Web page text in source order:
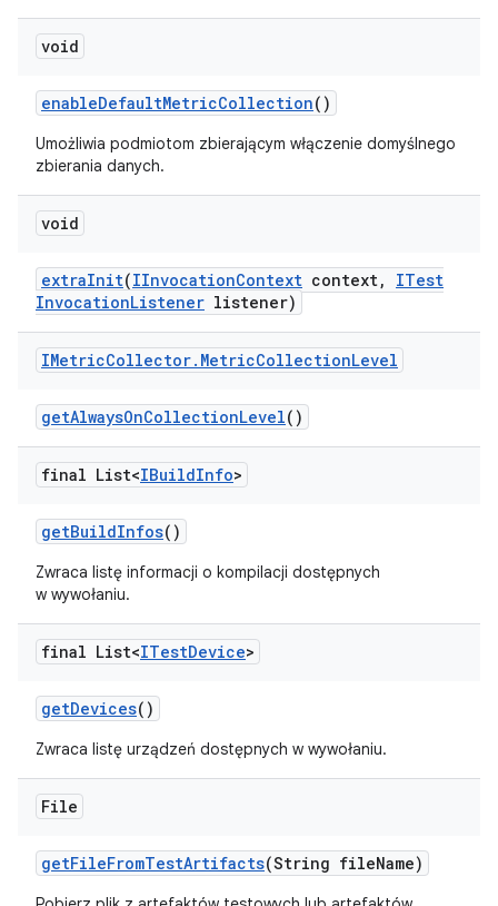
void
enableDefaultMetricCollection()
Umożliwia podmiotom zbierającym włączenie domyślnego
zbierania danych.
void
extraInit(IInvocationContext context,
ITest
InvocationListener listener)
IMetricCollector. MetricCollectionLevel
getAlwaysOnCollectionLevel()
final List<IBuildInfo>
getBuildInfos()
Zwraca listę informacji o kompilacji dostępnych
w wywołaniu.
final List<ITestDevice>
getDevices()
Zwraca listę urządzeń dostępnych w wywołaniu.
File
getFileFromTestArtifacts(String fileName)